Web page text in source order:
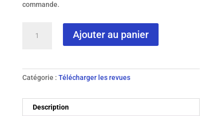
commande.
Ajouter au panier
Catégorie : Télécharger les revues
Description